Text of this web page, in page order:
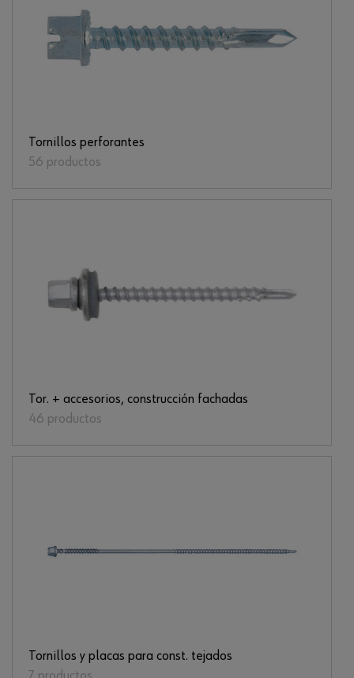
Tornillos perforantes
56 productos
Tor. + accesorios, construcción fachadas
46 productos
Tornillos y placas para const. tejados